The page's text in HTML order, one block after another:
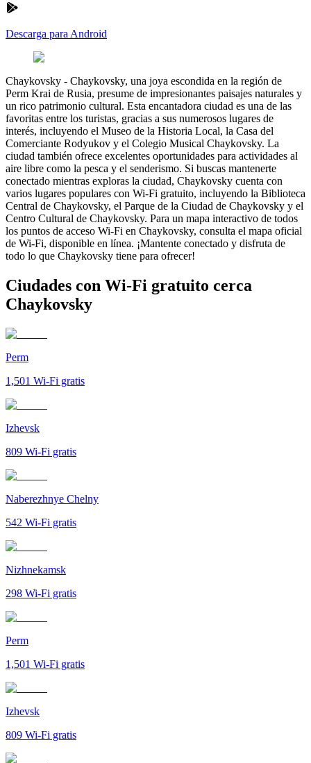
Descarga para Android
Chaykovsky - Chaykovsky, una joya escondida en la región de
Perm Krai de Rusia, presume de impresionantes paisajes naturales y
un rico patrimonio cultural. Esta encantadora ciudad es una de las
favoritas entre los turistas, gracias a sus numerosos lugares de
interés, incluyendo el Museo de la Historia Local, la Casa del
Comerciante Rodyukov y el Colegio Musical Chaykovsky. La
ciudad también ofrece excelentes oportunidades para actividades al
aire libre como la pesca y el senderismo. Si buscas mantenerte
conectado mientras exploras la ciudad, Chaykovsky cuenta con
varios lugares populares con Wi-Fi gratuito, incluyendo la Biblioteca
Central de Chaykovsky, el Parque de la Ciudad de Chaykovsky y el
Centro Cultural de Chaykovsky. Para un mapa interactivo de todos
los puntos de acceso Wi-Fi en Chaykovsky, consulta el mapa oficial
de Wi-Fi, disponible en línea. ¡Mantente conectado y disfruta de
todo lo que Chaykovsky tiene para ofrecer!
Ciudades con Wi-Fi gratuito cerca
Chaykovsky
Perm
1,501 Wi-Fi gratis
Izhevsk
809 Wi-Fi gratis
Naberezhnye Chelny
542 Wi-Fi gratis
Nizhnekamsk
298 Wi-Fi gratis
Perm
1,501 Wi-Fi gratis
Izhevsk
809 Wi-Fi gratis